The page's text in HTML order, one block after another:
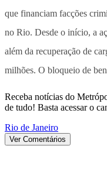
que financiam facções
no Rio. Desde o início, a
além da recuperação de
milhões. O bloqueio de
Receba notícias do
de tudo! Basta acessar o
Rio de Janeiro
Ver Comentários